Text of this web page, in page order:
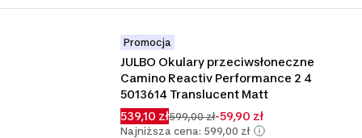
Promocja
JULBO Okulary przeciwsłoneczne
Camino Reactiv Performance 2 4
5013614 Translucent Matt
539,10 zł599,00 zł-59,90 zł
Najniższa cena: 599,00 zł